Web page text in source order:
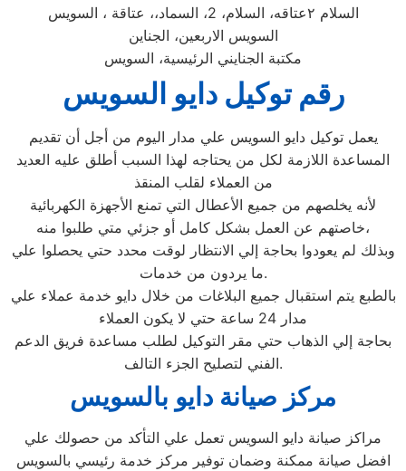
السلام ٢عتاقه، السلام، 2، السماد،، عتاقة ، السويس
السويس الاربعين، الجناين
مكتبة الجنايني الرئيسية، السويس
رقم توكيل دايو السويس
يعمل توكيل دايو السويس علي مدار اليوم من أجل أن تقديم
المساعدة اللازمة لكل من يحتاجه لهذا السبب أطلق عليه العديد
من العملاء لقلب المنقذ
لأنه يخلصهم من جميع الأعطال التي تمنع الأجهزة الكهربائية
خاصتهم عن العمل بشكل كامل أو جزئي متي طلبوا منه،
وبذلك لم يعودوا بحاجة إلي الانتظار لوقت محدد حتي يحصلوا علي
ما يردون من خدمات.
بالطبع يتم استقبال جميع البلاغات من خلال دايو خدمة عملاء علي
مدار 24 ساعة حتي لا يكون العملاء
بحاجة إلي الذهاب حتي مقر التوكيل لطلب مساعدة فريق الدعم
الفني لتصليح الجزء التالف.
مركز صيانة دايو بالسويس
مراكز صيانة دايو السويس تعمل علي التأكد من حصولك علي
افضل صيانة ممكنة وضمان توفير مركز خدمة رئيسي بالسويس